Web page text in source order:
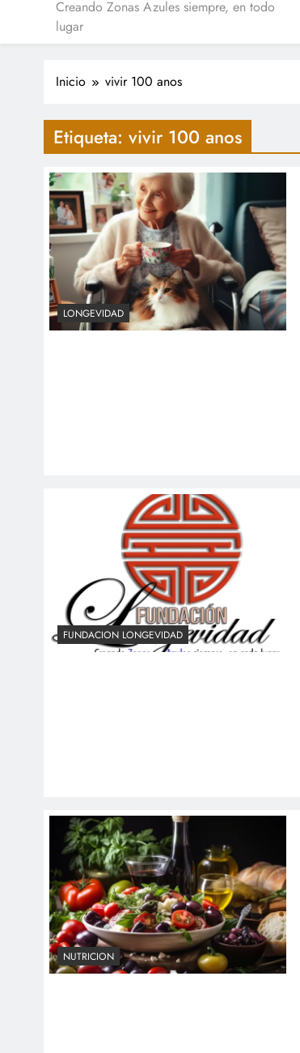
Creando Zonas Azules siempre, en todo
lugar
Inicio vivir 100 anos
Etiqueta: vivir 100 anos
LONGEVIDAD
FUNDACION LONGEVIDAD
NUTRICION